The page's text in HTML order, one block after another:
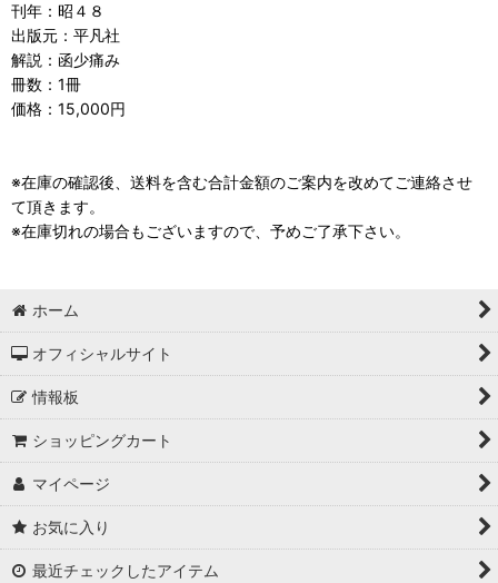
刊年：昭４８
出版元：平凡社
解説：函少痛み
冊数：1冊
価格：15,000円
※在庫の確認後、送料を含む合計金額のご案内を改めてご連絡させ
て頂きます。
※在庫切れの場合もございますので、予めご了承下さい。
ホーム
オフィシャルサイト
情報板
ショッピングカート
マイページ
お気に入り
最近チェックしたアイテム